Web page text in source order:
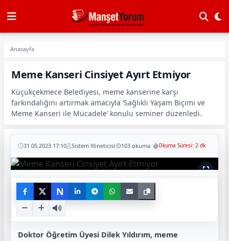
Anasayfa
Meme Kanseri Cinsiyet Ayırt Etmiyor
Küçükçekmece Belediyesi, meme kanserine karşı
farkındalığını artırmak amacıyla ‘Sağlıklı Yaşam Biçimi ve
Meme Kanseri ile Mücadele’ konulu seminer düzenledi.
31.05.2023 17:10 Sistem Yöneticisi 103 okuma Okuma Süresi: 2 dk
N
Doktor Öğretim Üyesi Dilek Yıldırım, meme